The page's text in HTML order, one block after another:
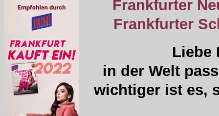
Frankfurter
Frankfurter
Liebe
in der Welt
wichtiger ist es,